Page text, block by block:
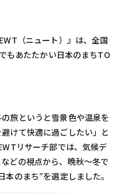
（ニュート）』は、全国
もあたたかい日本のまちTO
旅というと雪景色や温泉を
けて快適に過ごしたい」と
リサーチ部では、気候デ
どの視点から、晩秋〜冬で
のまち”を選定しました。